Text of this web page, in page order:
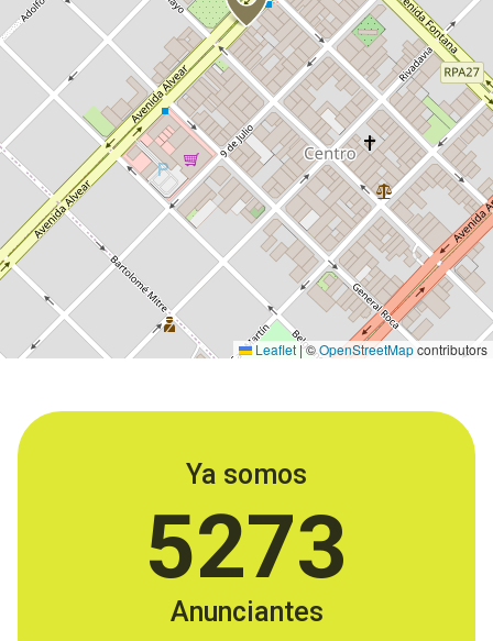
Leaflet |©OpenStreetMapcontributors
Ya somos
5273
Anunciantes